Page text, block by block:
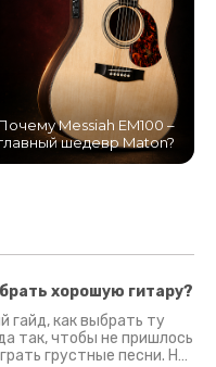
Messiah EM100 –
шедевр Maton?
хорошую гитару?
гайд, как выбрать ту
так, чтобы не пришлось
грустные песни. На